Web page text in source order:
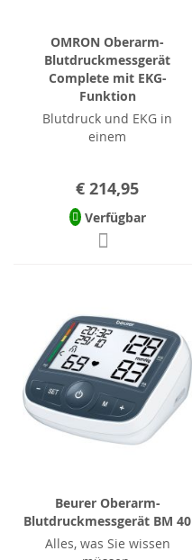
OMRON Oberarm-
Blutdruckmessgerät
Complete mit EKG-
Funktion
Blutdruck und EKG in
einem
€ 214,95
Verfügbar
Beurer Oberarm-
Blutdruckmessgerät BM 40
Alles, was Sie wissen